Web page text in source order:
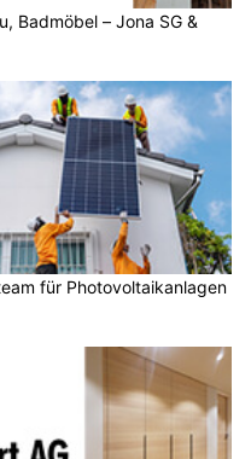
Badmöbel – Jona SG &
für Photovoltaikanlagen